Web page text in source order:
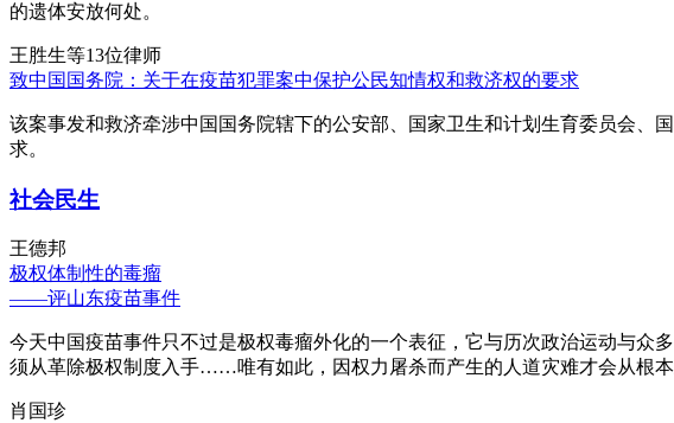
的遗体安放何处。
王胜生等13位律师
致中国国务院：关于在疫苗犯罪案中保护公民知情权和救济权的要求
该案事发和救济牵涉中国国务院辖下的公安部、国家卫生和计划生育委员会、
求。
社会民生
王德邦
极权体制性的毒瘤
——评山东疫苗事件
今天中国疫苗事件只不过是极权毒瘤外化的一个表征，它与历次政治运动与众
须从革除极权制度入手……唯有如此，因权力屠杀而产生的人道灾难才会从根本
肖国珍